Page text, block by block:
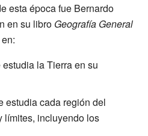
esta época fue Bernardo
en su libro Geografía General
estudia la Tierra en su
estudia cada región del
límites, incluyendo los